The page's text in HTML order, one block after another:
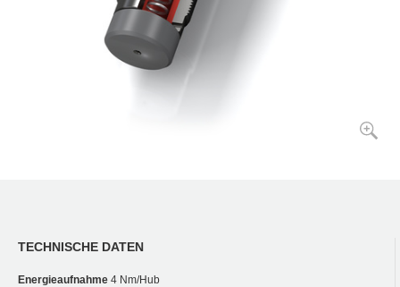
TECHNISCHE DATEN
Energieaufnahme 4 Nm/Hub